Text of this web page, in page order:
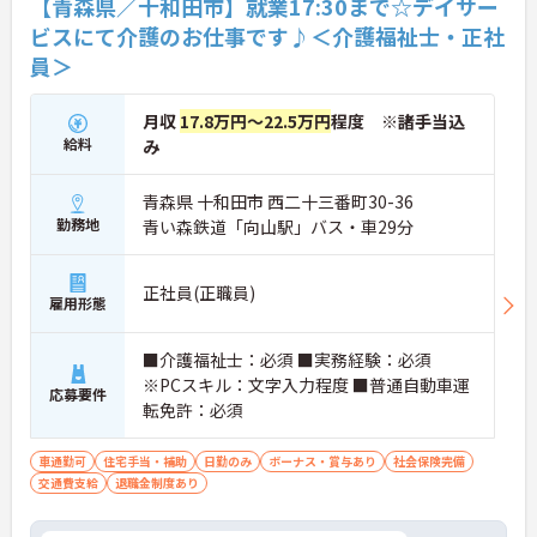
【青森県／十和田市】就業17:30まで☆デイサー
ビスにて介護のお仕事です♪＜介護福祉士・正社
員＞
給料
月収 17.8万円～22.5万円程度 ※諸手当込
み
勤務地
青森県 十和田市 西二十三番町30-36
青い森鉄道「向山駅」バス・車29分
雇用形態 正社員(正職員)
応募要件
■介護福祉士：必須 ■実務経験：必須
※PCスキル：文字入力程度 ■普通自動車運
転免許：必須
車通勤可 住宅手当・補助 日勤のみ ボーナス・賞与あり
社会保険完備
交通費支給
退職金制度あり